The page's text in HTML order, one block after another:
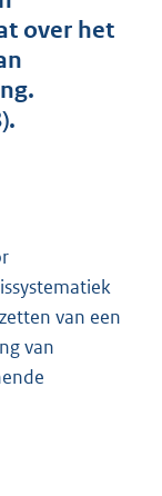
over het
van een
van